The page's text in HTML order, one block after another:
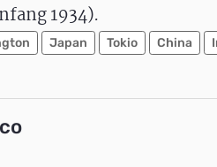
1934).
Japan Tokio China